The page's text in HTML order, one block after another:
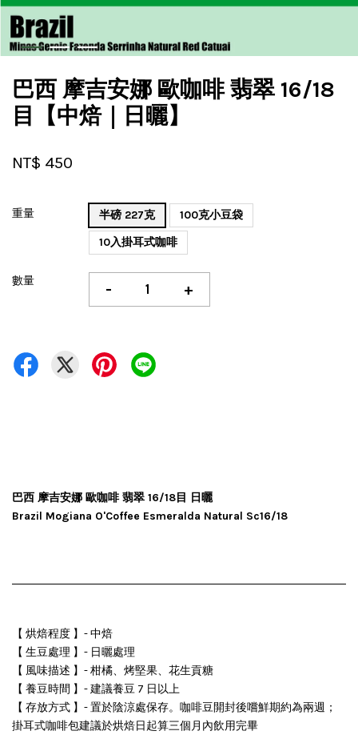
巴西 摩吉安娜 歐咖啡 翡翠 16/18
目【中焙｜日曬】
NT$ 450
重量 半磅 227克
100克小豆袋
10入掛耳式咖啡
數量 - +
巴西 摩吉安娜 歐咖啡 翡翠 16/18目 日曬
Brazil Mogiana O'Coffee Esmeralda Natural Sc16/18
【 烘焙程度 】- 中焙
【 生豆處理 】- 日曬處理
【 風味描述 】- 柑橘、烤堅果、花生貢糖
【 養豆時間 】- 建議養豆 7 日以上
【 存放方式 】- 置於陰涼處保存。咖啡豆開封後嚐鮮期約為兩週；
掛耳式咖啡包建議於烘焙日起算三個月內飲用完畢